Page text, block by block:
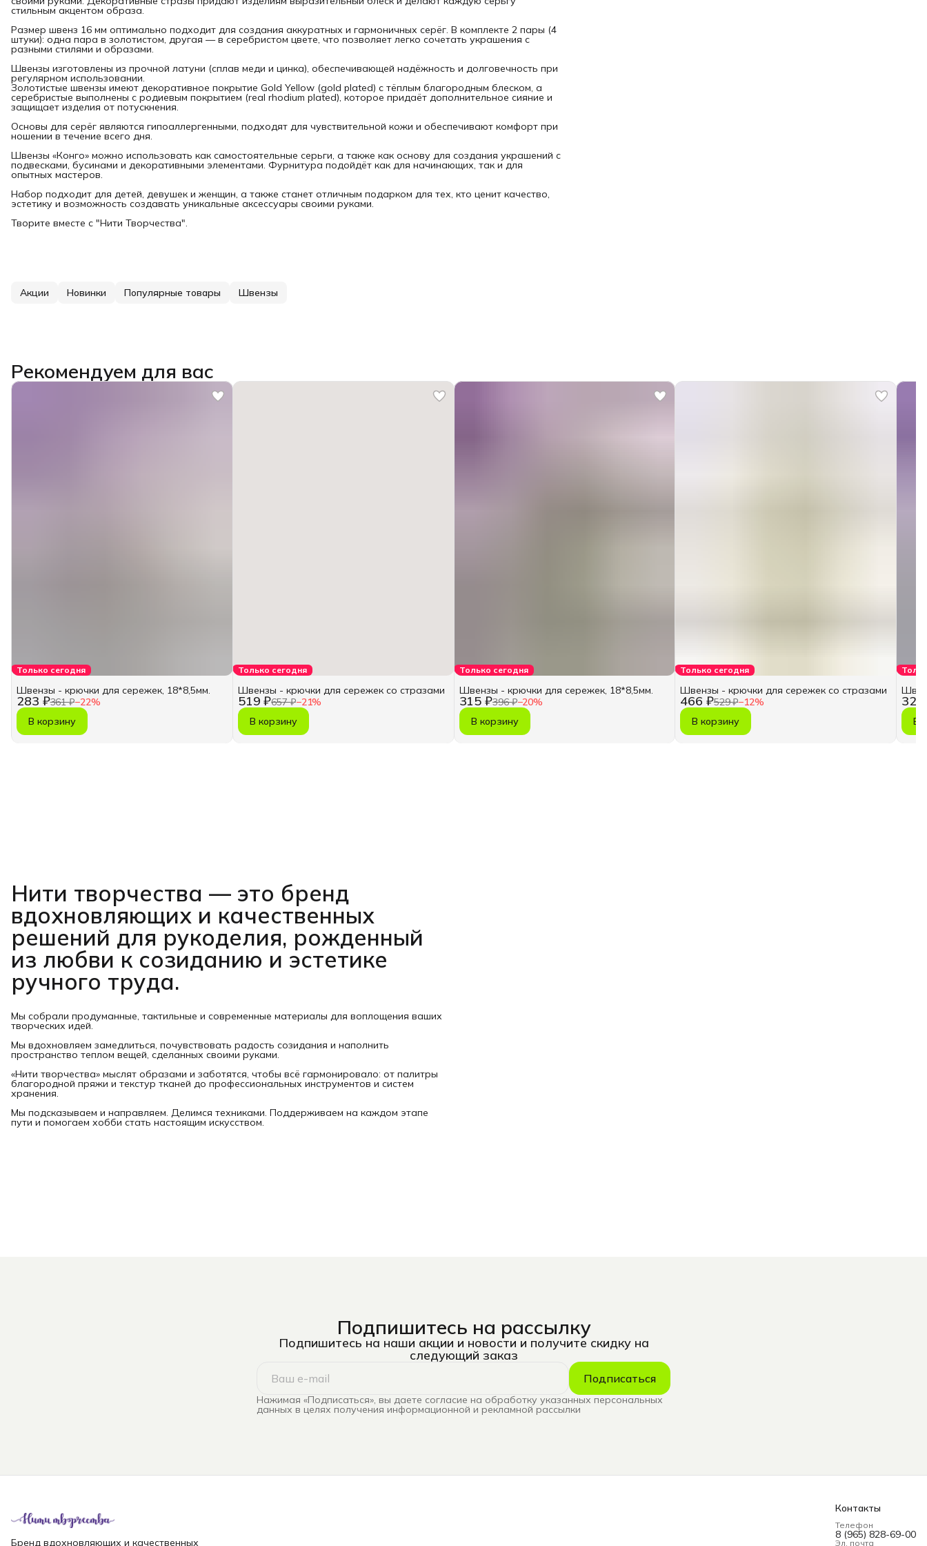
стильным акцентом образа.
Размер швенз 16 мм оптимально подходит для создания аккуратных и гармоничных серёг. В комплекте 2 пары (4
штуки): одна пара в золотистом, другая — в серебристом цвете, что позволяет легко сочетать украшения с
разными стилями и образами.
Швензы изготовлены из прочной латуни (сплав меди и цинка), обеспечивающей надёжность и долговечность при
регулярном использовании.
Золотистые швензы имеют декоративное покрытие Gold Yellow (gold plated) с тёплым благородным блеском, а
серебристые выполнены с родиевым покрытием (real rhodium plated), которое придаёт дополнительное сияние и
защищает изделия от потускнения.
Основы для серёг являются гипоаллергенными, подходят для чувствительной кожи и обеспечивают комфорт при
ношении в течение всего дня.
Швензы «Конго» можно использовать как самостоятельные серьги, а также как основу для создания украшений с
подвесками, бусинами и декоративными элементами. Фурнитура подойдёт как для начинающих, так и для
опытных мастеров.
Набор подходит для детей, девушек и женщин, а также станет отличным подарком для тех, кто ценит качество,
эстетику и возможность создавать уникальные аксессуары своими руками.
Творите вместе с "Нити Творчества".
Акции Новинки Популярные товары Швензы
Рекомендуем для вас
Только сегодня
283 ₽361 ₽−22%
Швензы - крючки для сережек, 18*8,5мм.
В корзину
Только сегодня
519 ₽657 ₽−21%
Швензы - крючки для сережек со стразами
В корзину
Только сегодня
315 ₽396 ₽−20%
Швензы - крючки для сережек, 18*8,5мм.
В корзину
Только сегодня
466 ₽529 ₽−12%
Швензы - крючки для сережек со стразами
В корзину
321
В
Нити творчества — это бренд
вдохновляющих и качественных
решений для рукоделия, рожденный
из любви к созиданию и эстетике
ручного труда.
Мы собрали продуманные, тактильные и современные материалы для воплощения ваших
творческих идей.
Мы вдохновляем замедлиться, почувствовать радость созидания и наполнить
пространство теплом вещей, сделанных своими руками.
«Нити творчества» мыслят образами и заботятся, чтобы всё гармонировало: от палитры
благородной пряжи и текстур тканей до профессиональных инструментов и систем
хранения.
Мы подсказываем и направляем. Делимся техниками. Поддерживаем на каждом этапе
пути и помогаем хобби стать настоящим искусством.
Подпишитесь на рассылку
Подпишитесь на наши акции и новости и получите скидку на
следующий заказ
Подписаться
Нажимая «Подписаться», вы даете согласие на обработку указанных персональных
данных в целях получения информационной и рекламной рассылки
Бренд вдохновляющих и качественных
Контакты
Телефон
8 (965) 828-69-00
Эл. почта